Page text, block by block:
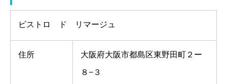
ビストロ ド リマージュ
住所 大阪府大阪市都島区東野田町２ー
８−３